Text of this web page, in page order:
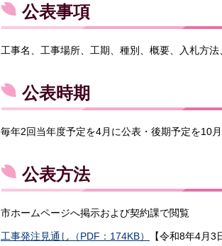
公表事項
工事名、工事場所、工期、種別、概要、入札方法
公表時期
毎年2回当年度予定を4月に公表・後期予定を10
公表方法
市ホームページへ掲示および契約課で閲覧
工事発注見通し（PDF：174KB） 【令和8年4月3